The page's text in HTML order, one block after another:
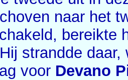
naar het
bereikte
strandde
voor Devano